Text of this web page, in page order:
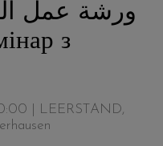
з
| LEERSTAND,